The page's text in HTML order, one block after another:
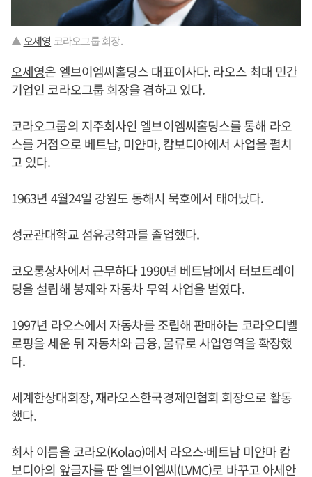
▲오세영 코라오그룹 회장.
오세영은 엘브이엠씨홀딩스 대표이사다. 라오스 최대 민간
기업인 코라오그룹 회장을 겸하고 있다.
코라오그룹의 지주회사인 엘브이엠씨홀딩스를 통해 라오
스를 거점으로 베트남, 미얀마, 캄보디아에서 사업을 펼치
고 있다.
1963년 4월24일 강원도 동해시 묵호에서 태어났다.
성균관대학교 섬유공학과를 졸업했다.
코오롱상사에서 근무하다 1990년 베트남에서 터보트레이
딩을 설립해 봉제와 자동차 무역 사업을 벌였다.
1997년 라오스에서 자동차를 조립해 판매하는 코라오디벨
로핑을 세운 뒤 자동차와 금융, 물류로 사업영역을 확장했
다.
세계한상대회장, 재라오스한국경제인협회 회장으로 활동
했다.
회사 이름을 코라오(Kolao)에서 라오스·베트남 미얀마 캄
보디아의 앞글자를 딴 엘브이엠씨(LVMC)로 바꾸고 아세안